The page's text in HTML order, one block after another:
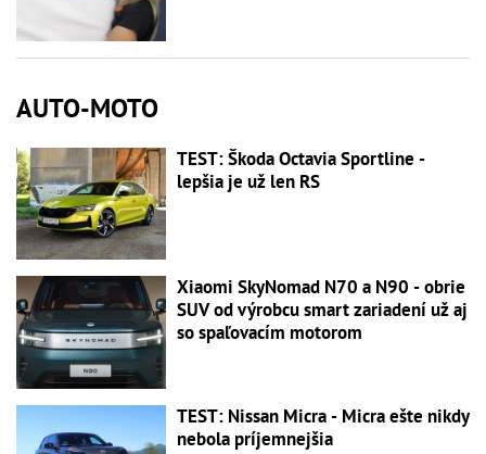
AUTO-MOTO
TEST: Škoda Octavia Sportline -
lepšia je už len RS
Xiaomi SkyNomad N70 a N90 - obrie
SUV od výrobcu smart zariadení už aj
so spaľovacím motorom
TEST: Nissan Micra - Micra ešte nikdy
nebola príjemnejšia